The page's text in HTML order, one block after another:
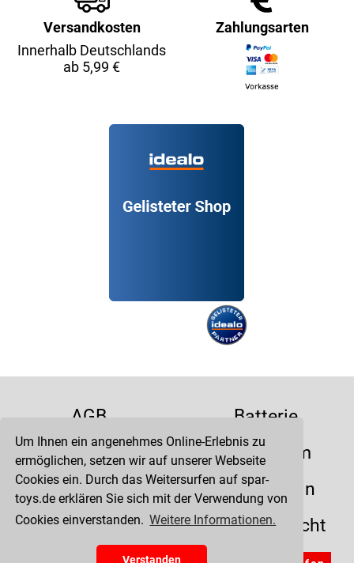
Um Ihnen ein angenehmes Online-Erlebnis zu
ermöglichen, setzen wir auf unserer Webseite
Cookies ein. Durch das Weitersurfen auf spar-
toys.de erklären Sie sich mit der Verwendung von
Cookies einverstanden. Weitere Informationen.
Verstanden
Versandkosten
Innerhalb Deutschlands
ab 5,99 €
Zahlungsarten
AGB
Batterie
Datenschutz
Impressum
Kontakt
Liefertermin
Versandkosten
Widerrufsrecht